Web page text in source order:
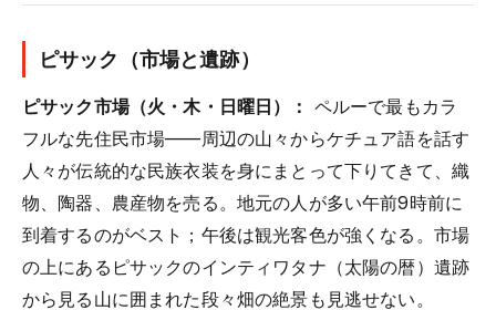
ピサック（市場と遺跡）
ピサック市場（火・木・日曜日）： ペルーで最もカラ
フルな先住民市場——周辺の山々からケチュア語を話す
人々が伝統的な民族衣装を身にまとって下りてきて、織
物、陶器、農産物を売る。地元の人が多い午前9時前に
到着するのがベスト；午後は観光客色が強くなる。市場
の上にあるピサックのインティワタナ（太陽の暦）遺跡
から見る山に囲まれた段々畑の絶景も見逃せない。